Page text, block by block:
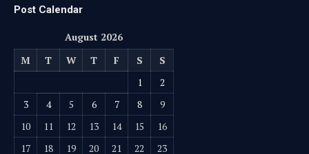
Post Calendar
August 2026
M
T W T F S
S
1
2
3
4 5 6 7 8
9
10
11 12 13 14 15
16
17
18 19 20 21 22 23